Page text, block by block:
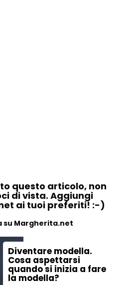
questo articolo, non
di vista. Aggiungi
ai tuoi preferiti! :-)
su Margherita.net
Diventare modella.
Cosa aspettarsi
quando si inizia a fare
la modella?